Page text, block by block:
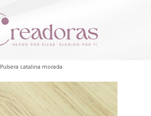
Pulsera catalina morada